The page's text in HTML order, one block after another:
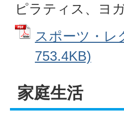
ピラティス、ヨ
スポーツ・レ
753.4KB)
家庭生活